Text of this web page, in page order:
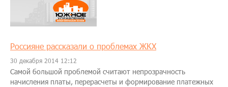
Россияне рассказали о проблемах ЖКХ
30 декабря 2014 12:12
Самой большой проблемой считают непрозрачность
начисления платы, перерасчеты и формирование платежных